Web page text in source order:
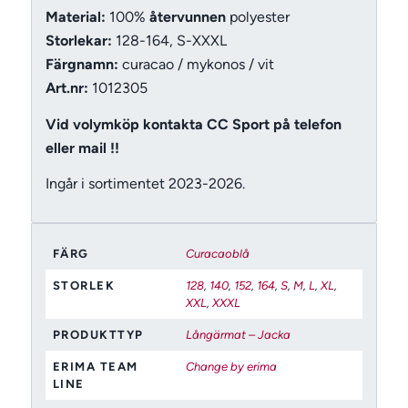
Material: 100% återvunnenpolyester
Storlekar: 128-164, S-XXXL
Färgnamn: curacao / mykonos / vit
Art.nr: 1012305
Vid volymköp kontakta CC Sport på telefon
eller mail !!
Ingår i sortimentet 2023-2026.
FÄRG Curacaoblå
STORLEK 128, 140, 152, 164, S, M, L , XL ,
XXL , XXXL
PRODUKTTYP Långärmat – Jacka
ERIMA TEAM
LINE
Change by erima